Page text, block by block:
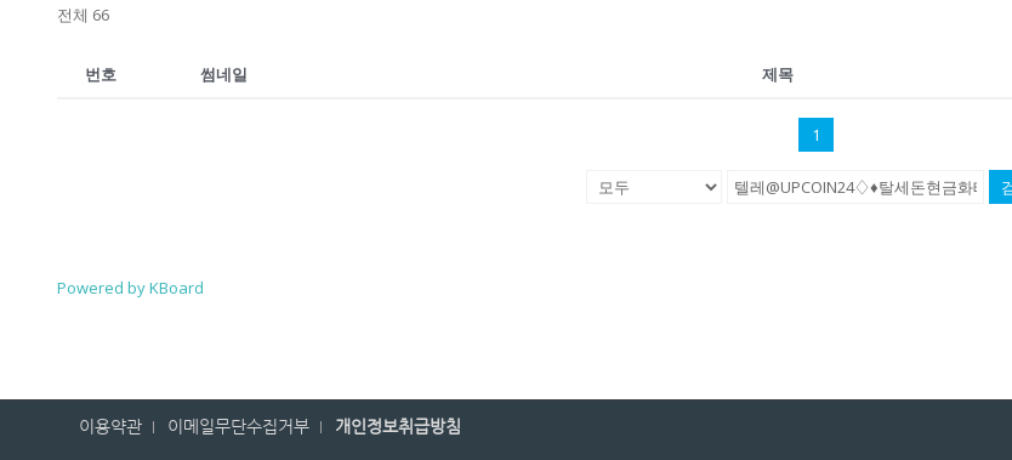
전체 66
번호 썸네일 제목
1
Powered by KBoard
이용약관 이메일무단수집거부 개인정보취급방침